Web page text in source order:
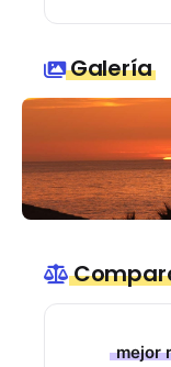
Galería
mejor